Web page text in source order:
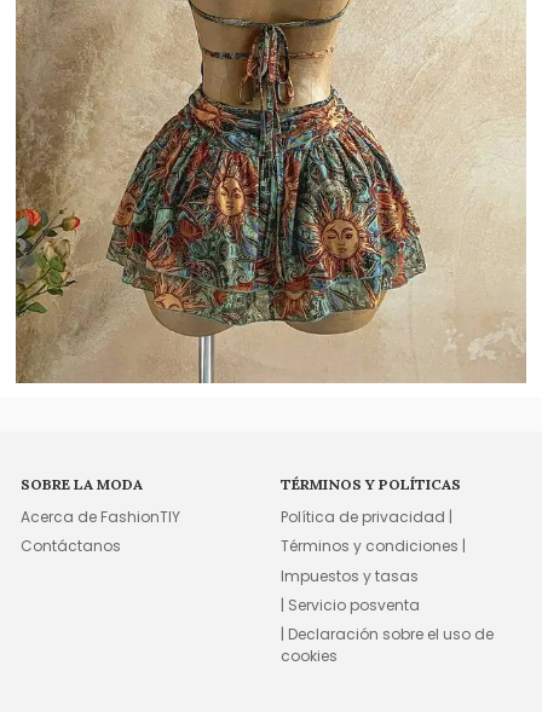
SOBRE LA MODA
Acerca de FashionTIY
Contáctanos
TÉRMINOS Y POLÍTICAS
Política de privacidad |
Términos y condiciones |
Impuestos y tasas
| Servicio posventa
| Declaración sobre el uso de
cookies